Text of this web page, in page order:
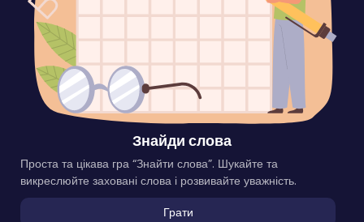
Знайди слова
Проста та цікава гра “Знайти слова”. Шукайте та
викреслюйте заховані слова і розвивайте уважність.
Грати